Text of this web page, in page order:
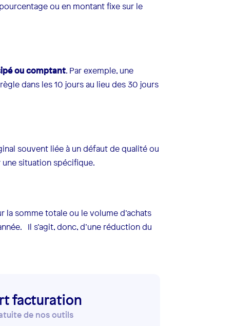
ou en montant fixe sur le
ou comptant. Par exemple, une
dans les 10 jours au lieu des 30 jours
souvent liée à un défaut de qualité ou
situation spécifique.
la somme totale ou le volume d’achats
Il s’agit, donc, d’une réduction du
facturation
de nos outils